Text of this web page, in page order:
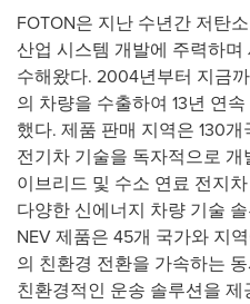
FOTON은 지난 수년간 저탄
산업 시스템 개발에 주력하
수해왔다. 2004년부터 지금
의 차량을 수출하여 13년 연
했다. 제품 판매 지역은 130
전기차 기술을 독자적으로
이브리드 및 수소 연료 전지
다양한 신에너지 차량 기술
NEV 제품은 45개 국가와 지
의 친환경 전환을 가속하는
친환경적인 운송 솔루션을 제